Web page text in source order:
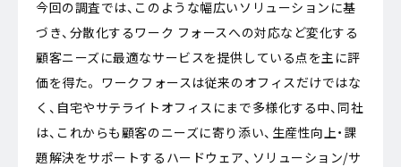
今回の調査では、このような幅広いソリューションに基
づき、分散化するワーク フォースへの対応など変化する
顧客ニーズに最適なサービスを提供している点を主に評
価を得た。 ワークフォースは従来のオフィスだけではな
く、自宅やサテライトオフィスにまで多様化する中、同社
は、これからも顧客のニーズに寄り添い、生産性向上・課
題解決をサポートするハードウェア、ソリューション/サ